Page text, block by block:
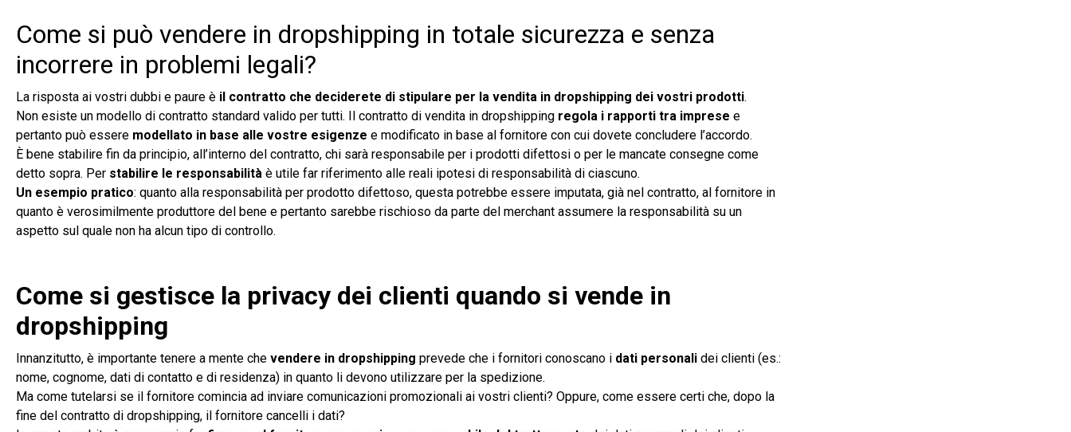
Come si può vendere in dropshipping in totale sicurezza e senza
incorrere in problemi legali?
La risposta ai vostri dubbi e paure è il contratto che deciderete di stipulare per la vendita in dropshipping dei vostri prodotti.
Non esiste un modello di contratto standard valido per tutti. Il contratto di vendita in dropshipping regola i rapporti tra imprese e
pertanto può essere modellato in base alle vostre esigenze e modificato in base al fornitore con cui dovete concludere l’accordo.
È bene stabilire fin da principio, all’interno del contratto, chi sarà responsabile per i prodotti difettosi o per le mancate consegne come
detto sopra. Per stabilire le responsabilità è utile far riferimento alle reali ipotesi di responsabilità di ciascuno.
Un esempio pratico: quanto alla responsabilità per prodotto difettoso, questa potrebbe essere imputata, già nel contratto, al fornitore in
quanto è verosimilmente produttore del bene e pertanto sarebbe rischioso da parte del merchant assumere la responsabilità su un
aspetto sul quale non ha alcun tipo di controllo.
Come si gestisce la privacy dei clienti quando si vende in
dropshipping
Innanzitutto, è importante tenere a mente che vendere in dropshipping prevede che i fornitori conoscano i dati personali dei clienti (es.:
nome, cognome, dati di contatto e di residenza) in quanto li devono utilizzare per la spedizione.
Ma come tutelarsi se il fornitore comincia ad inviare comunicazioni promozionali ai vostri clienti? Oppure, come essere certi che, dopo la
fine del contratto di dropshipping, il fornitore cancelli i dati?